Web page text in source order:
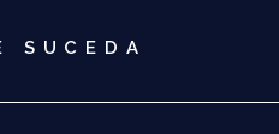
SUCEDA